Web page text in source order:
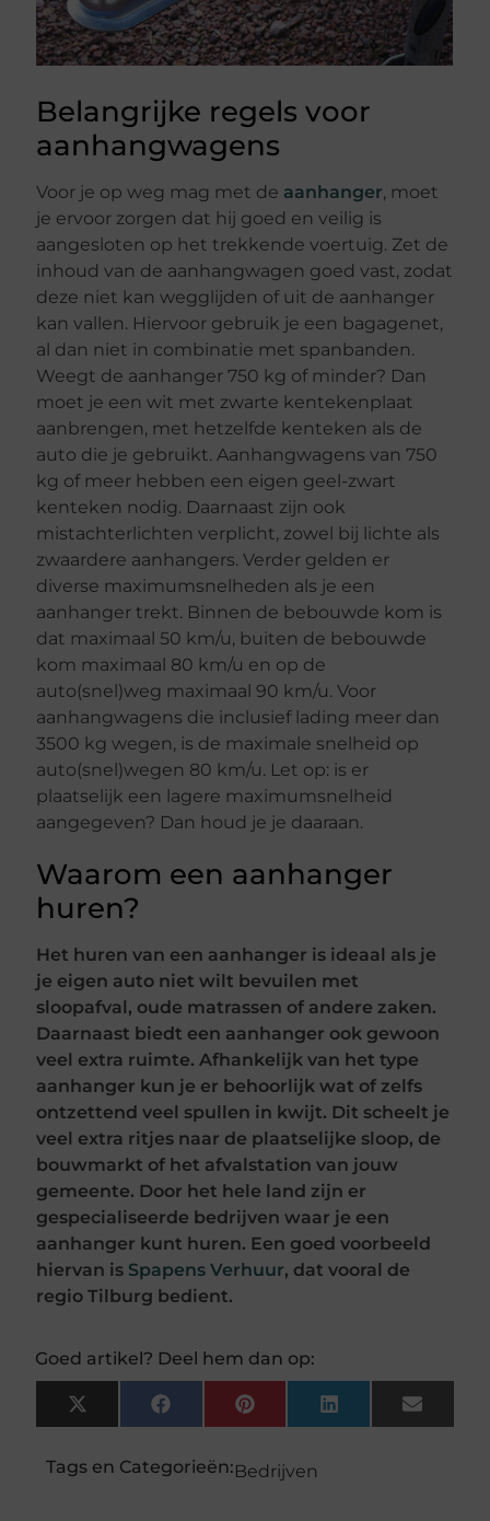
Belangrijke regels voor
aanhangwagens
Voor je op weg mag met de aanhanger, moet
je ervoor zorgen dat hij goed en veilig is
aangesloten op het trekkende voertuig. Zet de
inhoud van de aanhangwagen goed vast, zodat
deze niet kan wegglijden of uit de aanhanger
kan vallen. Hiervoor gebruik je een bagagenet,
al dan niet in combinatie met spanbanden.
Weegt de aanhanger 750 kg of minder? Dan
moet je een wit met zwarte kentekenplaat
aanbrengen, met hetzelfde kenteken als de
auto die je gebruikt. Aanhangwagens van 750
kg of meer hebben een eigen geel-zwart
kenteken nodig. Daarnaast zijn ook
mistachterlichten verplicht, zowel bij lichte als
zwaardere aanhangers. Verder gelden er
diverse maximumsnelheden als je een
aanhanger trekt. Binnen de bebouwde kom is
dat maximaal 50 km/u, buiten de bebouwde
kom maximaal 80 km/u en op de
auto(snel)weg maximaal 90 km/u. Voor
aanhangwagens die inclusief lading meer dan
3500 kg wegen, is de maximale snelheid op
auto(snel)wegen 80 km/u. Let op: is er
plaatselijk een lagere maximumsnelheid
aangegeven? Dan houd je je daaraan.
Waarom een aanhanger
huren?
Het huren van een aanhanger is ideaal als je
je eigen auto niet wilt bevuilen met
sloopafval, oude matrassen of andere zaken.
Daarnaast biedt een aanhanger ook gewoon
veel extra ruimte. Afhankelijk van het type
aanhanger kun je er behoorlijk wat of zelfs
ontzettend veel spullen in kwijt. Dit scheelt je
veel extra ritjes naar de plaatselijke sloop, de
bouwmarkt of het afvalstation van jouw
gemeente. Door het hele land zijn er
gespecialiseerde bedrijven waar je een
aanhanger kunt huren. Een goed voorbeeld
hiervan is Spapens Verhuur, dat vooral de
regio Tilburg bedient.
Goed artikel? Deel hem dan op:
X
(Twitter)
FacebookPinterestLinkedInEmail
Tags en Categorieën:Bedrijven